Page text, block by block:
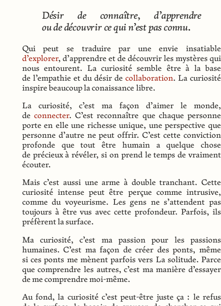
Désir de connaître, d’apprendre
ou de découvrir ce qui n’est pas connu.
Qui peut se traduire par une envie insatiable
d’explorer, d’apprendreet de découvrir les mystères qui
nous entourent. La curiosité semble être à la base
de l’empathie et du désir de collaboration. La curiosité
inspire beaucoup laconaissance libre.
La curiosité, c’est ma façon d’aimer le monde,
de connecter. C’est reconnaître que chaque personne
porte en elle une richesse unique, une perspective que
personne d’autre ne peut offrir. C’est cette conviction
profonde que tout être humain a quelque chose
de précieux à révéler, si on prend le temps de vraiment
écouter.
Mais c’est aussi une arme à double tranchant. Cette
curiosité intense peut être perçue comme intrusive,
comme du voyeurisme. Les gens ne s’attendent pas
toujours à être vus avec cette profondeur. Parfois, ils
préfèrent la surface.
Ma curiosité, c’est ma passion pour les passions
humaines. C’est ma façon decréer des ponts, même
si ces ponts me mènent parfois vers La solitude. Parce
que comprendre les autres, c’est ma manière d’essayer
de me comprendre moi-même.
Au fond, la curiosité c’est peut-être juste ça : le refus